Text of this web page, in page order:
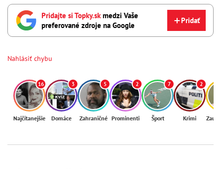
Pridajte si Topky.sk medzi Vaše
preferované zdroje na Google
Pridať
Nahlásiť chybu
16
Najčítanejšie
3
Domáce
5
Zahraničné
2
Prominenti
7
Šport
2
Krimi